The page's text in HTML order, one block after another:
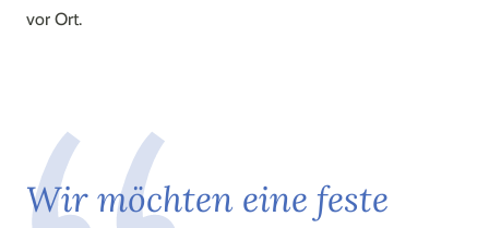
vor Ort.
Wirmöchten eine feste